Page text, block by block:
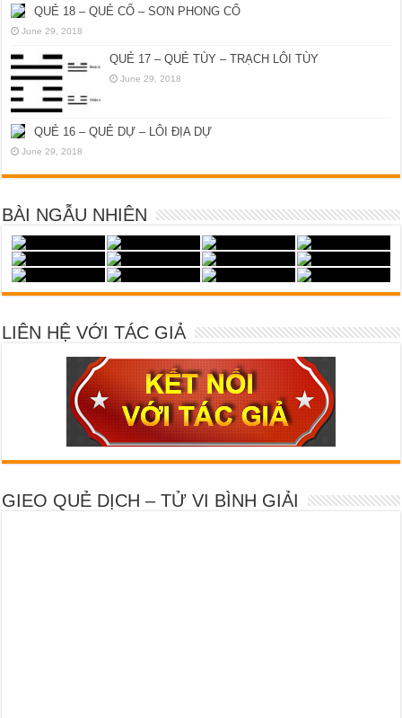
QUẺ 18 – QUẺ CỔ – SƠN PHONG CỔ
June 29, 2018
QUẺ 17 – QUẺ TÙY – TRẠCH LÔI TÙY
June 29, 2018
QUẺ 16 – QUẺ DỰ – LÔI ĐỊA DỰ
June 29, 2018
BÀI NGẪU NHIÊN
LIÊN HỆ VỚI TÁC GIẢ
GIEO QUẺ DỊCH – TỬ VI BÌNH GIẢI